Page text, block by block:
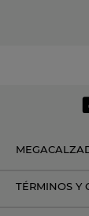
TÉRMINOS Y